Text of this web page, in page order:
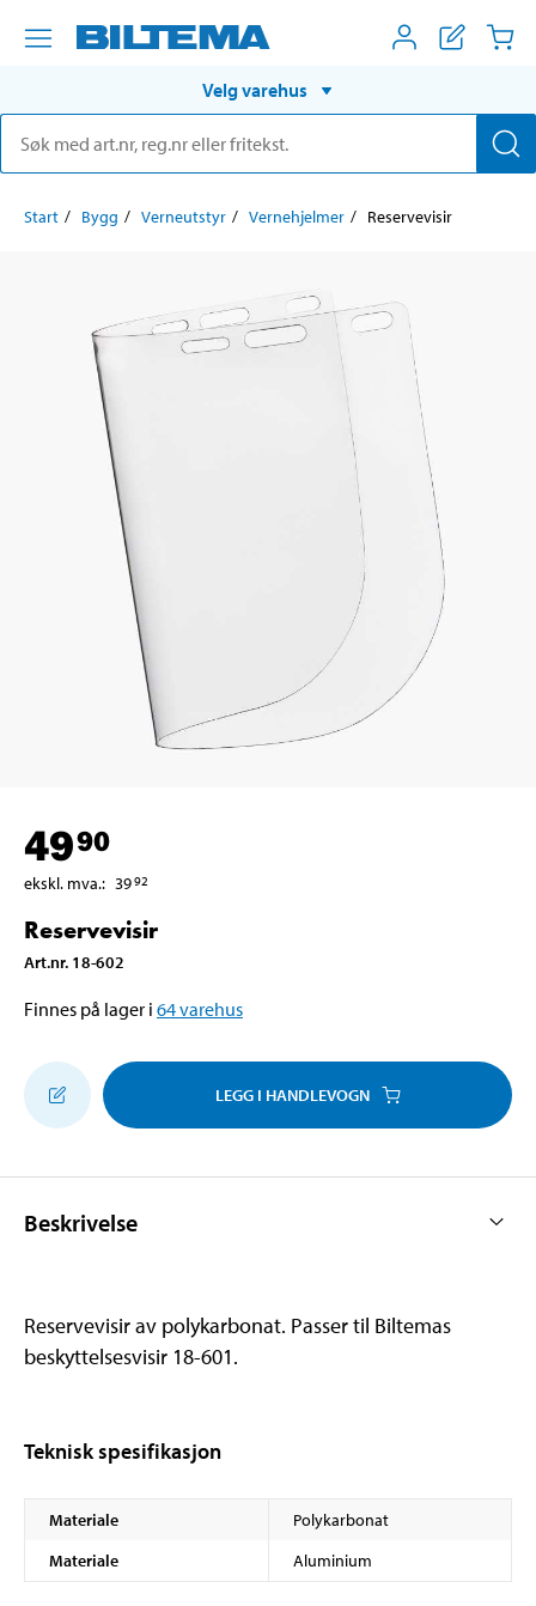
Velg varehus
Start Bygg Verneutstyr Vernehjelmer Reservevisir
4990
ekskl. mva.: 3992
Reservevisir
Art.nr. 18-602
Finnes på lager i 64varehus
LEGG I HANDLEVOGN
Beskrivelse
Reservevisir av polykarbonat. Passer til Biltemas
beskyttelsesvisir 18-601.
Teknisk spesifikasjon
Materiale
Polykarbonat
Materiale
Aluminium